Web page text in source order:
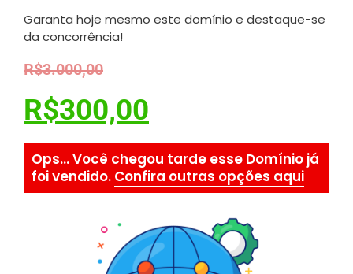
Garanta hoje mesmo este domínio e destaque-se
da concorrência!
R$3.000,00
R$300,00
Ops... Você chegou tarde esse Domínio já
foi vendido. Confira outras opções aqui